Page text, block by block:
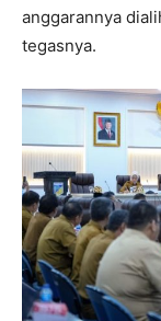
anggarannya
tegasnya.